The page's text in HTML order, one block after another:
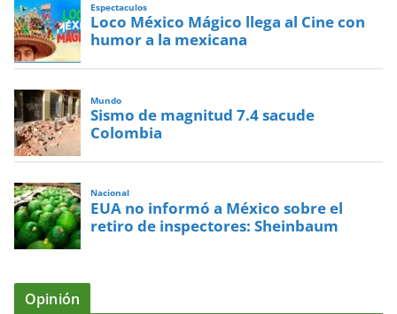
Espectaculos
Loco México Mágico llega al Cine con
humor a la mexicana
Mundo
Sismo de magnitud 7.4 sacude
Colombia
Nacional
EUA no informó a México sobre el
retiro de inspectores: Sheinbaum
Opinión